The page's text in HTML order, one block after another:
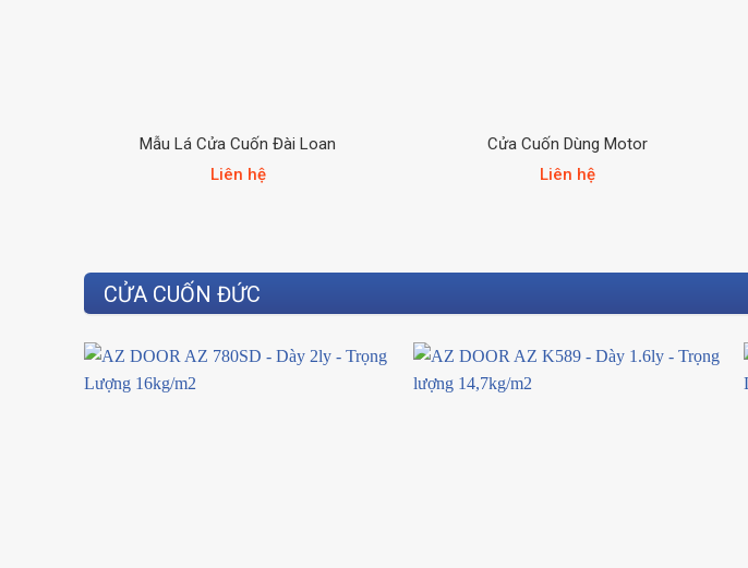
Mẫu Lá Cửa Cuốn Đài Loan
Liên hệ
Cửa Cuốn Dùng Motor
Liên hệ
CỬA CUỐN ĐỨC